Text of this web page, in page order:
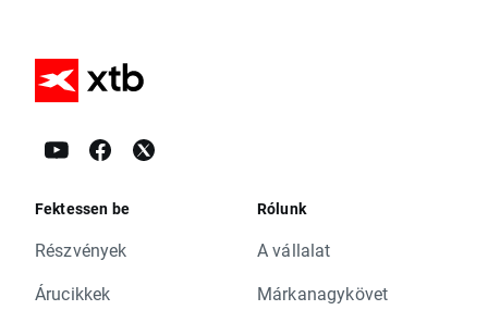
Fektessen be
Részvények
Árucikkek
Rólunk
A vállalat
Márkanagykövet